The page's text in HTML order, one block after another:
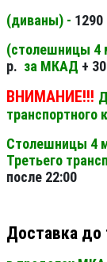
(диваны) - 1290
(столешницы 4
р. за МКАД +
ВНИМАНИЕ!!!
транспортного
Столешницы 4
Третьего
после 22:00
Доставка до